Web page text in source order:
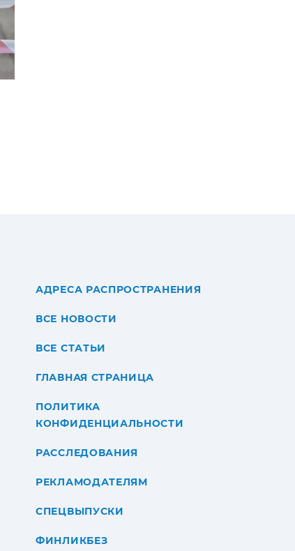
АДРЕСА РАСПРОСТРАНЕНИЯ
ВСЕ НОВОСТИ
ВСЕ СТАТЬИ
ГЛАВНАЯ СТРАНИЦА
ПОЛИТИКА
КОНФИДЕНЦИАЛЬНОСТИ
РАССЛЕДОВАНИЯ
РЕКЛАМОДАТЕЛЯМ
СПЕЦВЫПУСКИ
ФИНЛИКБЕЗ